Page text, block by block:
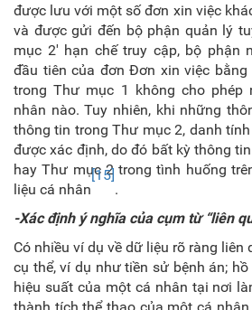
được lưu với một số đơn xin việc
và được gửi đến bộ phận quản lý
mục 2' hạn chế truy cập, bộ phận
đầu tiên của đơn Đơn xin việc
trong Thư mục 1 không cho phép
nhân nào. Tuy nhiên, khi những
thông tin trong Thư mục 2, danh
được xác định, do đó bất kỳ thông
hay Thư mục 2 trong tình huống
liệu cá nhân
[15]
.
-Xác định ý nghĩa của cụm từ “liên
Có nhiều ví dụ về dữ liệu rõ ràng liên
cụ thể, ví dụ như tiền sử bệnh án;
hiệu suất của một cá nhân tại nơi